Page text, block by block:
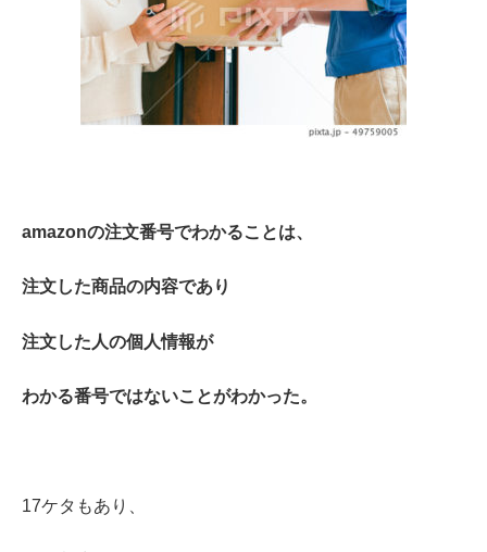
amazonの注文番号でわかることは、
注文した商品の内容であり
注文した人の個人情報が
わかる番号ではないことがわかった。
17ケタもあり、